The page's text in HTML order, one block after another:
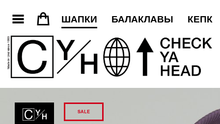
= 3 ШАПКИ БАЛАКЛАВЫ КЕПКИ
SALE